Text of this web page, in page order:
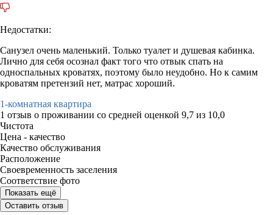
Недостатки:
Санузел очень маленький. Только туалет и душевая кабинка.
Лично для себя осознал факт того что отвык спать на
односпальных кроватях, поэтому было неудобно. Но к самим
кроватям претензий нет, матрас хороший.
1-комнатная квартира
1 отзыв о проживании со средней оценкой 9,7 из 10,0
Чистота
Цена - качество
Качество обслуживания
Расположение
Своевременность заселения
Соответствие фото
Показать ещё
Оставить отзыв